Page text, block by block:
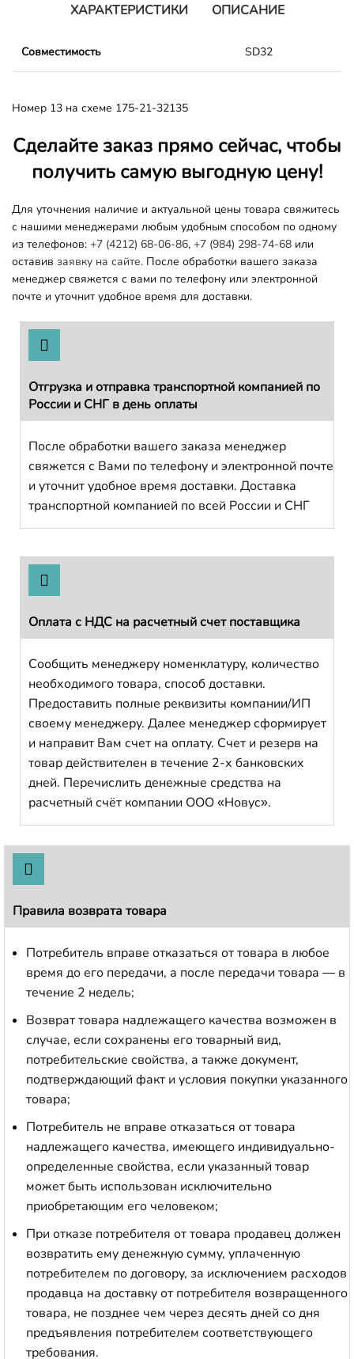
ХАРАКТЕРИСТИКИ ОПИСАНИЕ
Совместимость SD32
Номер 13 на схеме 175-21-32135
Сделайте заказ прямо сейчас, чтобы
получить самую выгодную цену!
Для уточнения наличие и актуальной цены товара свяжитесь
с нашими менеджерами любым удобным способом по одному
из телефонов: +7 (4212) 68-06-86, +7 (984) 298-74-68 или
оставив заявку на сайте. После обработки вашего заказа
менеджер свяжется с вами по телефону или электронной
почте и уточнит удобное время для доставки.
Отгрузка и отправка транспортной компанией по
России и СНГ в день оплаты
После обработки вашего заказа менеджер
свяжется с Вами по телефону и электронной почте
и уточнит удобное время доставки. Доставка
транспортной компанией по всей России и СНГ
Оплата с НДС на расчетный счет поставщика
Сообщить менеджеру номенклатуру, количество
необходимого товара, способ доставки.
Предоставить полные реквизиты компании/ИП
своему менеджеру. Далее менеджер сформирует
и направит Вам счет на оплату. Счет и резерв на
товар действителен в течение 2-х банковских
дней. Перечислить денежные средства на
расчетный счёт компании ООО «Новус».
Правила возврата товара
Потребитель вправе отказаться от товара в любое
время до его передачи, а после передачи товара — в
течение 2 недель;
Возврат товара надлежащего качества возможен в
случае, если сохранены его товарный вид,
потребительские свойства, а также документ,
подтверждающий факт и условия покупки указанного
товара;
Потребитель не вправе отказаться от товара
надлежащего качества, имеющего индивидуально-
определенные свойства, если указанный товар
может быть использован исключительно
приобретающим его человеком;
При отказе потребителя от товара продавец должен
возвратить ему денежную сумму, уплаченную
потребителем по договору, за исключением расходов
продавца на доставку от потребителя возвращенного
товара, не позднее чем через десять дней со дня
предъявления потребителем соответствующего
требования.